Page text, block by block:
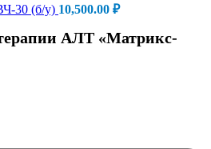
30 (б/у) 10,500.00 ₽
АЛТ «Матрикс-
лазерной терапии АЛТ "Матрикс-